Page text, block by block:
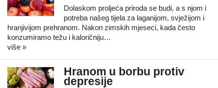
Dolaskom proljeća priroda se budi, a s njom i
potreba našeg tijela za laganijom, svježijom i
hranjivijom prehranom. Nakon zimskih mjeseci, kada često
konzumiramo težu i kaloričniju…
više »
Hranom u borbu protiv
depresije